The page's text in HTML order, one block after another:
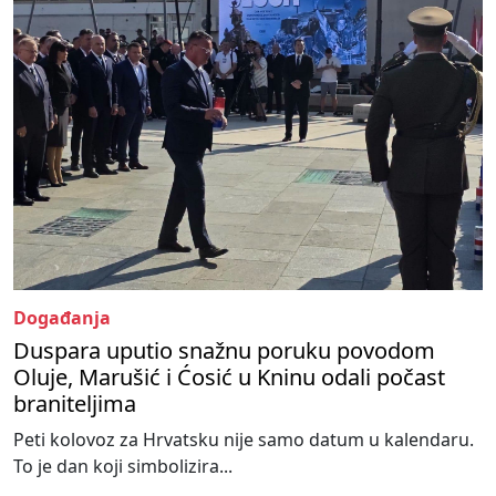
Događanja
Duspara uputio snažnu poruku povodom
Oluje, Marušić i Ćosić u Kninu odali počast
braniteljima
Peti kolovoz za Hrvatsku nije samo datum u kalendaru.
To je dan koji simbolizira...